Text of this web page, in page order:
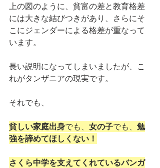
上の図のように、貧富の差と教育格差
には大きな結びつきがあり、さらにそ
こにジェンダーによる格差が重なって
います。
長い説明になってしまいましたが、こ
れがタンザニアの現実です。
それでも、
貧しい家庭出身でも、 女の子でも、 勉
強を諦めてほしくない！
さくら中学を支えてくれているバンガ